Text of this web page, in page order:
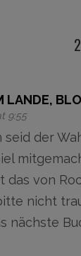
LANDE,
9:55
seid der
das von
nicht
nächste